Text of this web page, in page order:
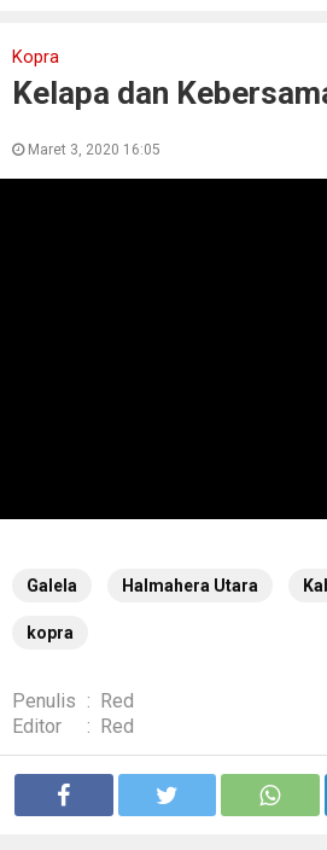
Kopra
Kelapa dan
Maret 3, 2020 16:05
Galela Halmahera Utara
kopra
Penulis : Red
Editor
: Red